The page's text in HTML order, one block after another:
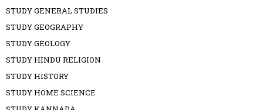
STUDY GENERAL STUDIES
STUDY GEOGRAPHY
STUDY GEOLOGY
STUDY HINDU RELIGION
STUDY HISTORY
STUDY HOME SCIENCE